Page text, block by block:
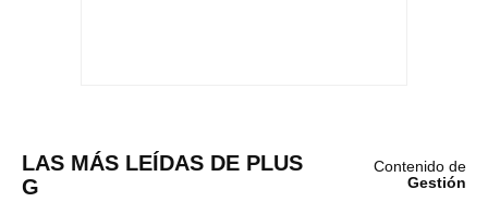
LAS MÁS LEÍDAS DE PLUS
G
Contenido de
Gestión